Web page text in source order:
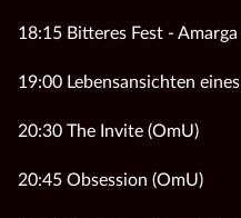
18:15 Bitteres Fest -
19:00 Lebensansichten
20:30 The Invite (OmU)
20:45 Obsession (OmU)